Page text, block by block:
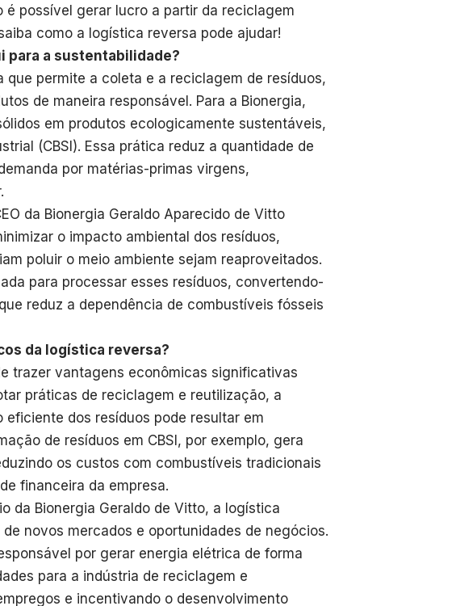
é possível gerar lucro a partir da reciclagem
como a logística reversa pode ajudar!
para a sustentabilidade?
permite a coleta e a reciclagem de resíduos,
de maneira responsável. Para a Bionergia,
em produtos ecologicamente sustentáveis,
(CBSI). Essa prática reduz a quantidade de
por matérias-primas virgens,
da Bionergia Geraldo Aparecido de Vitto
o impacto ambiental dos resíduos,
poluir o meio ambiente sejam reaproveitados.
para processar esses resíduos, convertendo-
reduz a dependência de combustíveis fósseis
da logística reversa?
trazer vantagens econômicas significativas
práticas de reciclagem e reutilização, a
dos resíduos pode resultar em
de resíduos em CBSI, por exemplo, gera
os custos com combustíveis tradicionais
financeira da empresa.
da Bionergia Geraldo de Vitto, a logística
novos mercados e oportunidades de negócios.
por gerar energia elétrica de forma
para a indústria de reciclagem e
e incentivando o desenvolvimento